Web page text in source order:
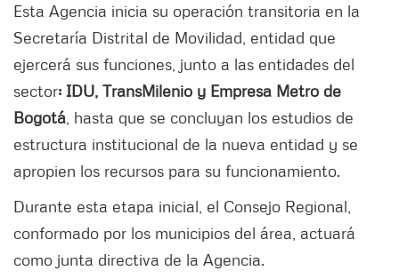
Esta Agencia inicia su operación transitoria en la
Secretaría Distrital de Movilidad, entidad que
ejercerá sus funciones, junto a las entidades del
sector: IDU, TransMilenio y Empresa Metro de
Bogotá , hasta que se concluyan los estudios de
estructura institucional de la nueva entidad y se
apropien los recursos para su funcionamiento.
Durante esta etapa inicial, el Consejo Regional,
conformado por los municipios del área, actuará
como junta directiva de la Agencia.